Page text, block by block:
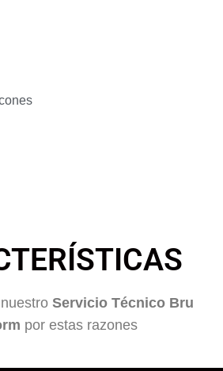
Servicio Técnico Bru
por estas razones